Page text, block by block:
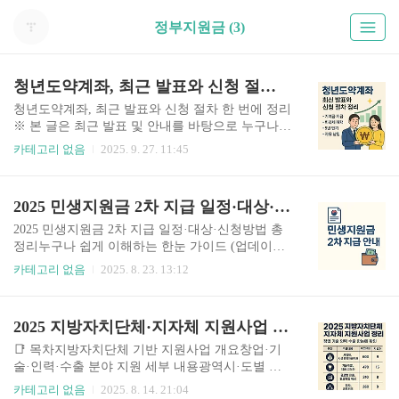
정부지원금 (3)
청년도약계좌, 최근 발표와 신청 절차 한 번에 정리
청년도약계좌, 최근 발표와 신청 절차 한 번에 정리
※ 본 글은 최근 발표 및 안내를 바탕으로 누구나
이해하기 쉽게 정리한 요약입니다. 실제 신청 전,
도유의사항FAQ제도 종료된다던데, 아직 신청 가
능한가요?기존 가입자는 혜택이 유지되나요?부분
인출이 가능한가요?중도해지하면 어떻게 되나요?
청년도약계좌 vs 청년미래적금(예정), 뭐가 다른가
요?1) 청년도약계좌란?만 19~34세 청년을 대상으
을 보태 주고 이자소득에 비과세 혜택을 주는 정책
형 금융상품입니다.가..
카테고리 없음 2025. 9. 27. 11:45
2025 민생지원금 2차 지급 일정·대상·신청방법 총정리
2025 민생지원금 2차 지급 일정·대상·신청방법 총
정리누구나 쉽게 이해하는 한눈 가이드 (업데이트:
2025-08-23 기준)목차민생지원금이란?2차 지급 일
로 어려움을 겪는 가계의 부담을 덜고, 지역 소상공
인 매출을 돕기 위해 마련한 일시적 소비 지원금입
니다. 카드·상품권 등의 형태로 지급되어 주소지
인근에서의 소비를 촉진하는 것이 핵심 목적입니
카테고리 없음 2025. 8. 23. 13:12
2025 지방자치단체·지자체 지원사업 총정리 & 창업·기술·인력·수출 한눈에 확인
📑 목차지방자치단체 기반 지원사업 개요창업·기
술·인력·수출 분야 지원 세부 내용광역시·도별 주
요 공고 사례중소벤처24 소개 및 활용 방법지원사
카테고리 없음 2025. 8. 14. 21:04